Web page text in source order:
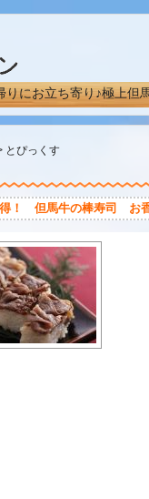
にお立ち寄り♪極上但
とぴっくす
！ 但馬牛の棒寿司 お